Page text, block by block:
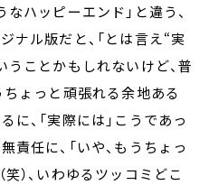
なハッピーエンド」と違う、
ナル版だと、「とは言え“実
うことかもしれないけど、普
ちょっと頑張れる余地ある
、「実際には」こうであっ
責任に、「いや、もうちょっ
）、いわゆるツッコミどこ